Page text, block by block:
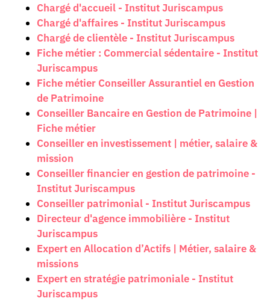
Chargé d'accueil - Institut Juriscampus
Chargé d'affaires - Institut Juriscampus
Chargé de clientèle - Institut Juriscampus
Fiche métier : Commercial sédentaire - Institut
Juriscampus
Fiche métier Conseiller Assurantiel en Gestion
de Patrimoine
Conseiller Bancaire en Gestion de Patrimoine |
Fiche métier
Conseiller en investissement | métier, salaire &
mission
Conseiller financier en gestion de patrimoine -
Institut Juriscampus
Conseiller patrimonial - Institut Juriscampus
Directeur d'agence immobilière - Institut
Juriscampus
Expert en Allocation d’Actifs | Métier, salaire &
missions
Expert en stratégie patrimoniale - Institut
Juriscampus